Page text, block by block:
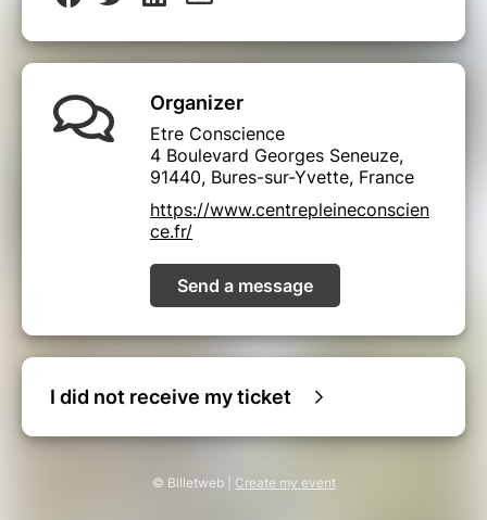
Organizer
Etre Conscience
4 Boulevard Georges Seneuze,
91440, Bures-sur-Yvette, France
https://www.centrepleineconscien
ce.fr/
Send a message
I did not receive my ticket
© Billetweb | Create my event